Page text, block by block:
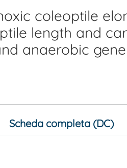
coleoptile
length and
anaerobic
Scheda completa (DC)